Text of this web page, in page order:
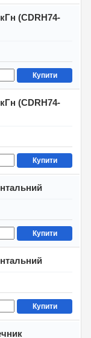
(CDRH74-
Купити
(CDRH74-
Купити
Купити
Купити